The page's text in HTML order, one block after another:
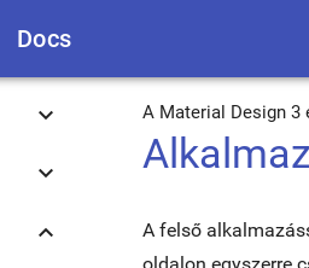
Docs
keyboard_arrow_down
keyboard_arrow_down
keyboard_arrow_down
A Material Design 3
A felső